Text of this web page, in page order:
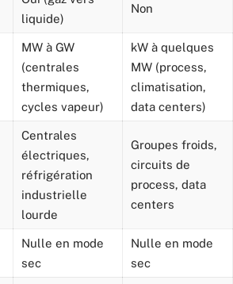
liquide)
Non
MW à GW
(centrales
thermiques,
cycles vapeur)
kW à quelques
MW (process,
climatisation,
data centers)
Centrales
électriques,
réfrigération
industrielle
lourde
Groupes froids,
circuits de
process, data
centers
Nulle en mode
sec
Nulle en mode
sec